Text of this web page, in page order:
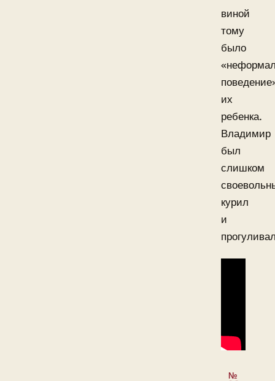
виной
тому
было
их
ребенка.
Владимир
был
слишком
курил
и